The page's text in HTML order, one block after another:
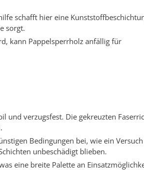
schafft hier eine
sorgt.
kann Pappelsperrholz anfällig für
und verzugsfest. Die gekreuzten
Bedingungen bei, wie ein
unbeschädigt blieben.
eine breite Palette an